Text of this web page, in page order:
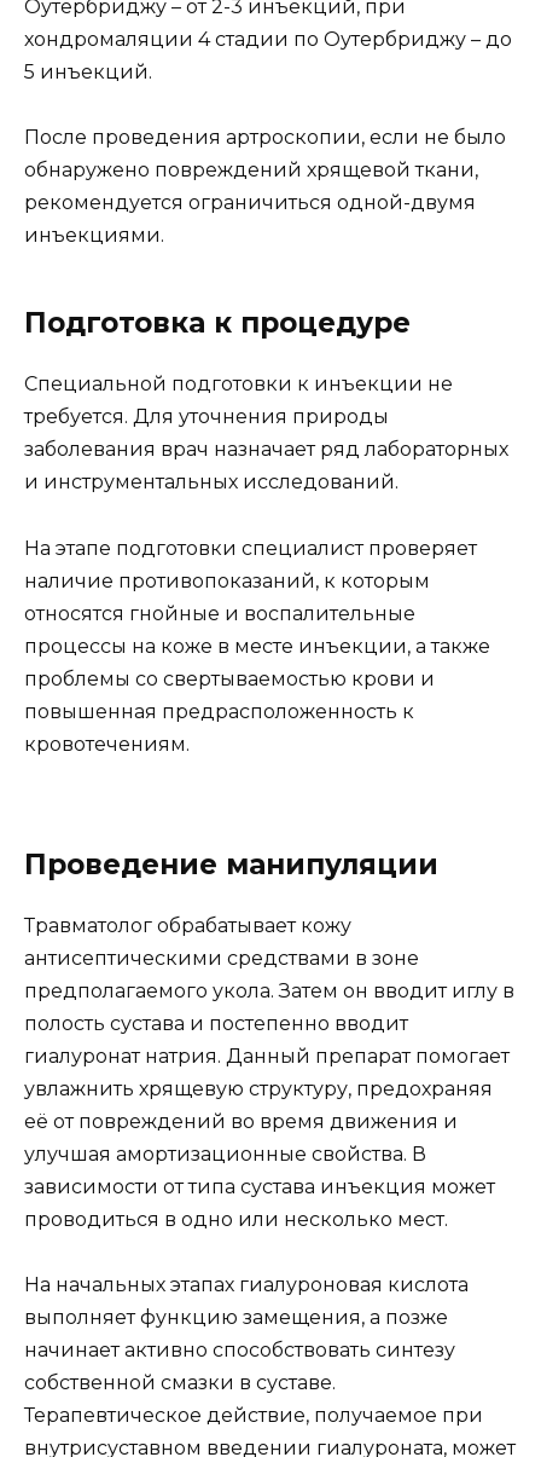
Оутербриджу – от 2-3 инъекций, при
хондромаляции 4 стадии по Оутербриджу – до
5 инъекций.
После проведения артроскопии, если не было
обнаружено повреждений хрящевой ткани,
рекомендуется ограничиться одной-двумя
инъекциями.
Подготовка к процедуре
Специальной подготовки к инъекции не
требуется. Для уточнения природы
заболевания врач назначает ряд лабораторных
и инструментальных исследований.
На этапе подготовки специалист проверяет
наличие противопоказаний, к которым
относятся гнойные и воспалительные
процессы на коже в месте инъекции, а также
проблемы со свертываемостью крови и
повышенная предрасположенность к
кровотечениям.
Проведение манипуляции
Травматолог обрабатывает кожу
антисептическими средствами в зоне
предполагаемого укола. Затем он вводит иглу в
полость сустава и постепенно вводит
гиалуронат натрия. Данный препарат помогает
увлажнить хрящевую структуру, предохраняя
её от повреждений во время движения и
улучшая амортизационные свойства. В
зависимости от типа сустава инъекция может
проводиться в одно или несколько мест.
На начальных этапах гиалуроновая кислота
выполняет функцию замещения, а позже
начинает активно способствовать синтезу
собственной смазки в суставе.
Терапевтическое действие, получаемое при
внутрисуставном введении гиалуроната, может